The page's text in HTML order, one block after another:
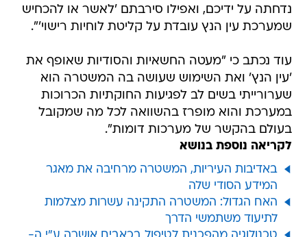
נדחתה על ידיכם, ואפילו סירבתם 'לאשר או להכחיש
שמערכת עין הנץ עובדת על קליטת לוחיות רישוי'".
עוד נכתב כי "מעטה החשאיות והסודיות שאופף את
'עין הנץ' ואת השימוש שעושה בה המשטרה הוא
שערורייתי בשים לב לפגיעות החוקתיות הכרוכות
במערכת והוא מופרז בהשוואה לכל מה שמקובל
בעולם בהקשר של מערכות דומות".
לקריאה נוספת בנושא
באדיבות העיריות, המשטרה מרחיבה את מאגר
המידע הסודי שלה
האח הגדול: המשטרה התקינה עשרות מצלמות
לתיעוד משתמשי הדרך